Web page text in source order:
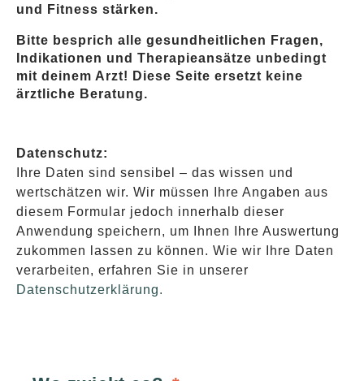
und Fitness stärken.
Bitte besprich alle gesundheitlichen Fragen,
Indikationen und Therapieansätze unbedingt
mit deinem Arzt! Diese Seite ersetzt keine
ärztliche Beratung.
Datenschutz:
Ihre Daten sind sensibel – das wissen und
wertschätzen wir. Wir müssen Ihre Angaben aus
diesem Formular jedoch innerhalb dieser
Anwendung speichern, um Ihnen Ihre Auswertung
zukommen lassen zu können. Wie wir Ihre Daten
verarbeiten, erfahren Sie in unserer
Datenschutzerklärung.